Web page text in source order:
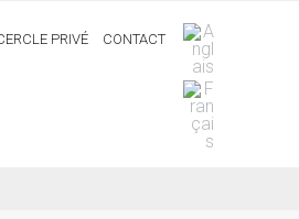
PRIVÉ CONTACT